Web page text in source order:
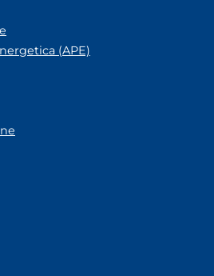
(APE)